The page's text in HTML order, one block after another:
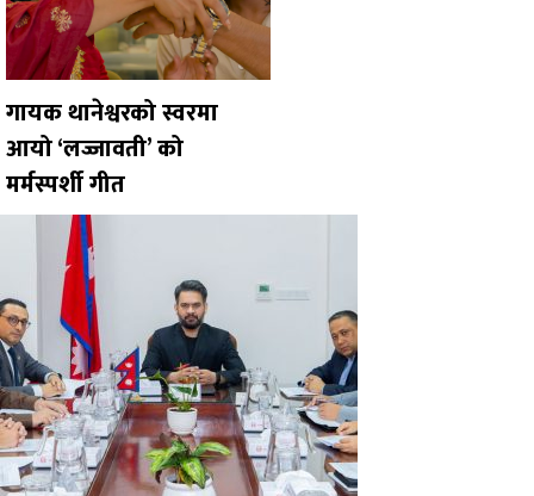
गायक थानेश्वरको स्वरमा
आयो ‘लज्जावती’ को
मर्मस्पर्शी गीत